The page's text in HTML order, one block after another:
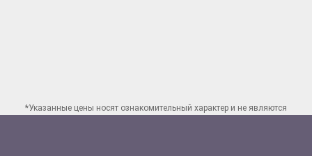
*Указанные цены носят ознакомительный характер и не являются